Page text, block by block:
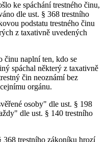
ke spáchání trestného činu,
dle ust. § 368 trestního
podstatu trestného činu
z taxativně uvedených
činu naplní ten, kdo se
spáchal některý z taxativně
čin neoznámí bez
orgánu.
osoby" dle ust. § 198
dle ust. § 140 trestního
368 trestního zákoníku hrozí